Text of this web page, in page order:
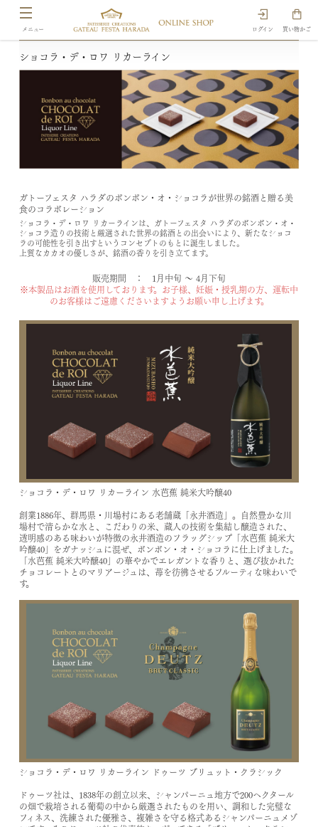
ログイン 買い物かご
ショコラ・デ・ロワ リカーライン
ガトーフェスタ ハラダのボンボン・オ・ショコラが世界の銘酒と贈る美
食のコラボレーション
ショコラ・デ・ロワ リカーラインは、ガトーフェスタ ハラダのボンボン・オ・
ショコラ造りの技術と厳選された世界の銘酒との出会いにより、新たなショコ
ラの可能性を引き出すというコンセプトのもとに誕生しました。
上質なカカオの優しさが、銘酒の香りを引き立てます。
販売期間 ： 1月中旬 ～ 4月下旬
※本製品はお酒を使用しております。お子様、妊娠・授乳期の方、運転中
のお客様はご遠慮くださいますようお願い申し上げます。
ショコラ・デ・ロワ リカーライン 水芭蕉 純米大吟醸40
創業1886年、群馬県・川場村にある老舗蔵「永井酒造」。自然豊かな川
場村で清らかな水と、こだわりの米、蔵人の技術を集結し醸造された、
透明感のある味わいが特徴の永井酒造のフラッグシップ「水芭蕉 純米大
吟醸40」をガナッシュに混ぜ、ボンボン・オ・ショコラに仕上げました。
「水芭蕉 純米大吟醸40」の華やかでエレガントな香りと、選び抜かれた
チョコレートとのマリアージュは、苺を彷彿させるフルーティな味わいで
す。
ショコラ・デ・ロワ リカーライン ドゥーツ ブリュット・クラシック
ドゥーツ社は、1838年の創立以来、シャンパーニュ地方で200ヘクタール
の畑で栽培される葡萄の中から厳選されたものを用い、調和した完璧な
フィネス、洗練された優雅さ、複雑さを守る格式あるシャンパーニュメゾ